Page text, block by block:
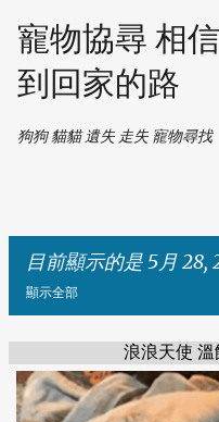
跳
寵物協尋 相
到回家的路
狗狗 貓貓 遺失 走失 寵物尋找
目前顯示的是 5月 28,
顯示全部
發
表
浪浪天使